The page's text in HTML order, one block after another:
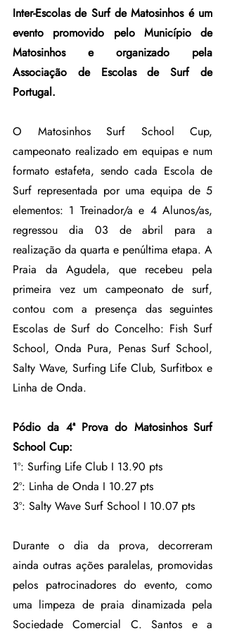
Inter-Escolas de Surf de Matosinhos é um
evento promovido pelo Município de
Matosinhos e organizado pela
Associação de Escolas de Surf de
Portugal.
O Matosinhos Surf School Cup,
campeonato realizado em equipas e num
formato estafeta, sendo cada Escola de
Surf representada por uma equipa de 5
elementos: 1 Treinador/a e 4 Alunos/as,
regressou dia 03 de abril para a
realização da quarta e penúltima etapa. A
Praia da Agudela, que recebeu pela
primeira vez um campeonato de surf,
contou com a presença das seguintes
Escolas de Surf do Concelho: Fish Surf
School, Onda Pura, Penas Surf School,
Salty Wave, Surfing Life Club, Surfitbox e
Linha de Onda.
Pódio da 4ª Prova do Matosinhos Surf
School Cup:
1º: Surfing Life Club I 13.90 pts
2º: Linha de Onda I 10.27 pts
3º: Salty Wave Surf School I 10.07 pts
Durante o dia da prova, decorreram
ainda outras ações paralelas, promovidas
pelos patrocinadores do evento, como
uma limpeza de praia dinamizada pela
Sociedade Comercial C. Santos e a